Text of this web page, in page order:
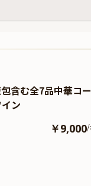
含む全7品中華コー
ン
￥9,000/